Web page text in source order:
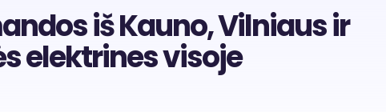
iš Kauno, Vilniaus ir
elektrines visoje